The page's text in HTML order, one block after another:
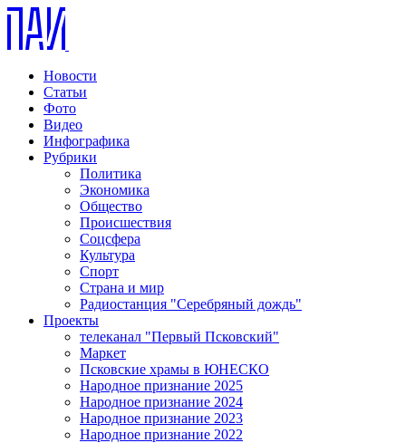
Новости
Статьи
Фото
Видео
Инфографика
Рубрики
Политика
Экономика
Общество
Происшествия
Соцсфера
Культура
Спорт
Страна и мир
Радиостанция "Серебряный дождь"
Проекты
телеканал "Первый Псковский"
Маркет
Псковские храмы в ЮНЕСКО
Народное признание 2025
Народное признание 2024
Народное признание 2023
Народное признание 2022